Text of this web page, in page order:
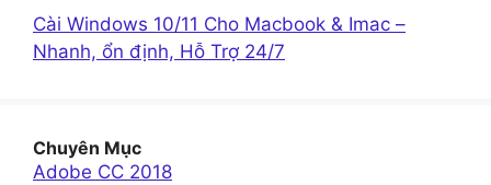
Cài Windows 10/11 Cho Macbook & Imac –
Nhanh, ổn định, Hỗ Trợ 24/7
Chuyên Mục
Adobe CC 2018